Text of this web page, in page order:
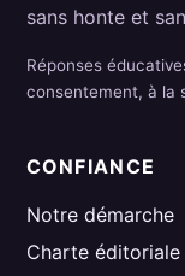
sans honte et
Réponses
consentement, à la
CONFIANCE
Notre démarche
Charte éditoriale